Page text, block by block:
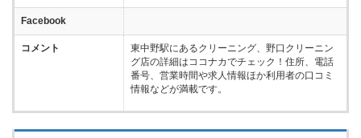
Facebook
コメント
東中野駅にあるクリーニング、野口クリーニン
グ店の詳細はココナカでチェック！住所、電話
番号、営業時間や求人情報ほか利用者の口コミ
情報などが満載です。